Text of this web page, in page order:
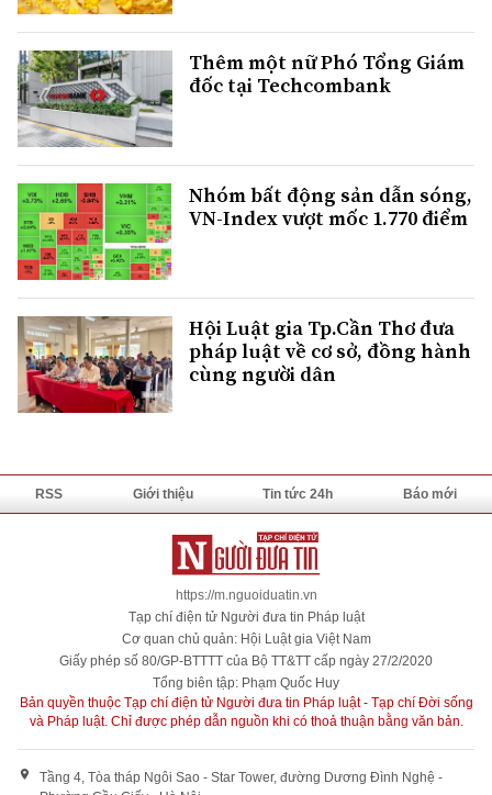
Thêm một nữ Phó Tổng Giám
đốc tại Techcombank
Nhóm bất động sản dẫn sóng,
VN-Index vượt mốc 1.770 điểm
Hội Luật gia Tp.Cần Thơ đưa
pháp luật về cơ sở, đồng hành
cùng người dân
RSS Giới thiệu Tin tức 24h Báo mới
https://m.nguoiduatin.vn
Tạp chí điện tử Người đưa tin Pháp luật
Cơ quan chủ quản: Hội Luật gia Việt Nam
Giấy phép số 80/GP-BTTTT của Bộ TT&TT cấp ngày 27/2/2020
Tổng biên tập: Phạm Quốc Huy
Bản quyền thuộc Tạp chí điện tử Người đưa tin Pháp luật - Tạp chí Đời sống
và Pháp luật. Chỉ được phép dẫn nguồn khi có thoả thuận bằng văn bản.
Tầng 4, Tòa tháp Ngôi Sao - Star Tower, đường Dương Đình Nghệ -